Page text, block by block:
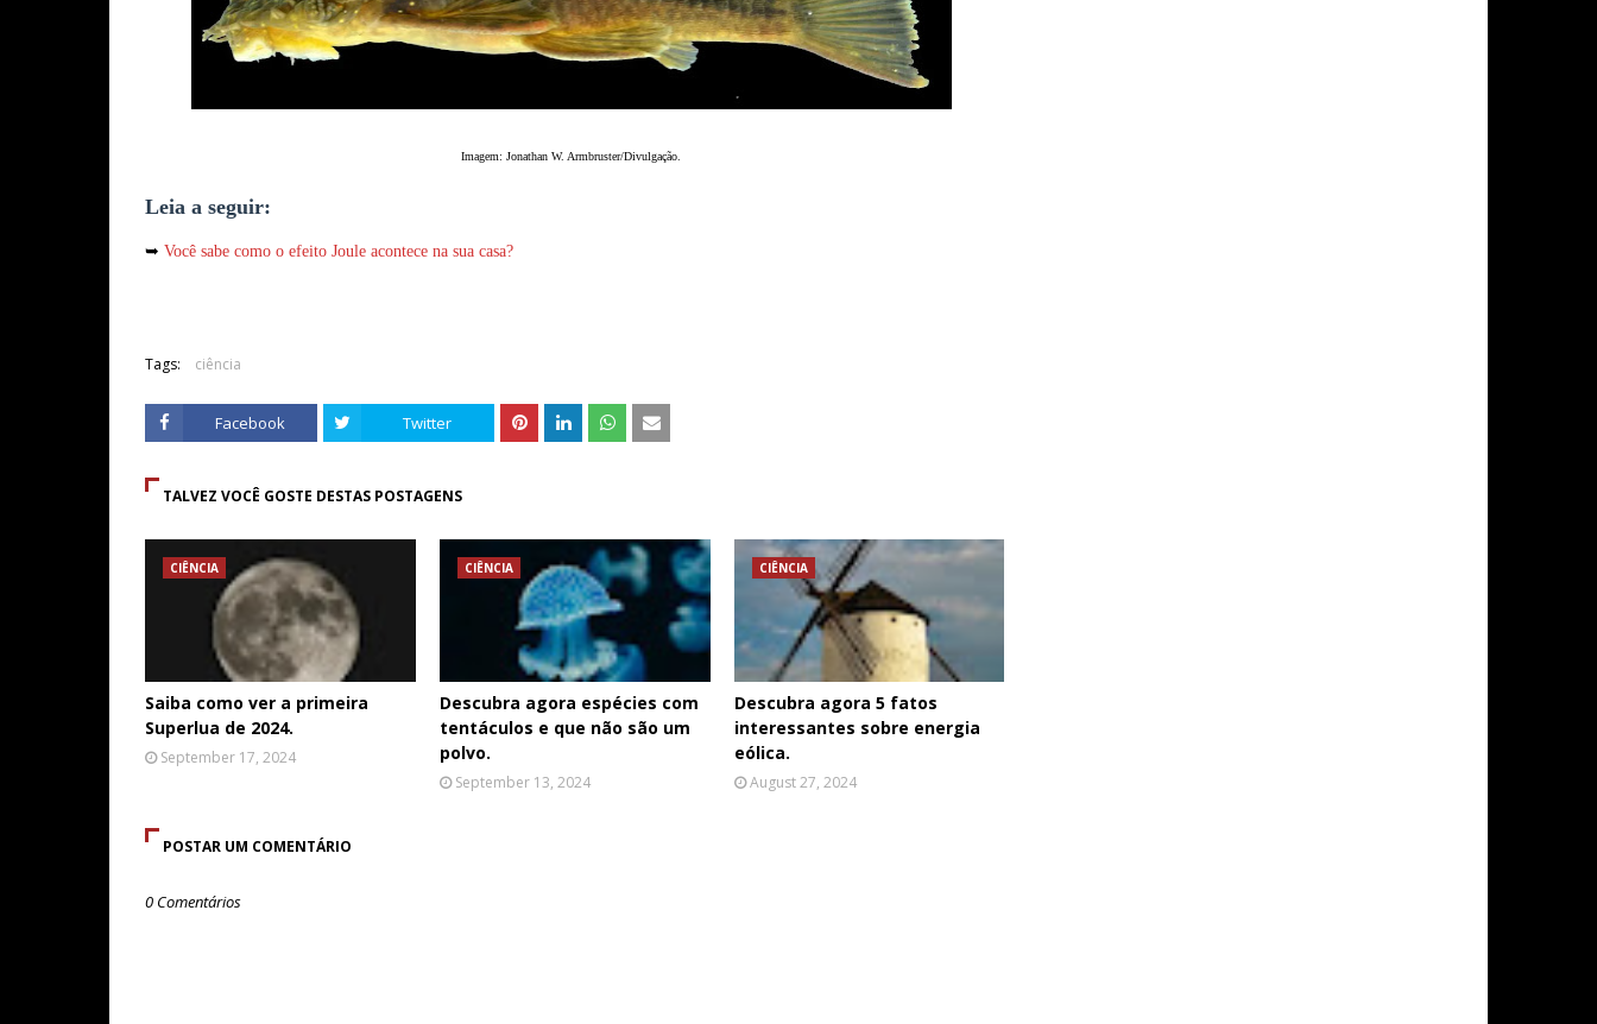
Imagem: Jonathan W. Armbruster/Divulgação.
Leia a seguir:
➥ Você sabe como o efeito Joule acontece na sua casa?
Tags: ciência
Facebook Twitter
TALVEZ VOCÊ GOSTE DESTAS POSTAGENS
CIÊNCIA
Saiba como ver a primeira
Superlua de 2024.
September 17, 2024
CIÊNCIA
Descubra agora espécies com
tentáculos e que não são um
polvo.
September 13, 2024
CIÊNCIA
Descubra agora 5 fatos
interessantes sobre energia
eólica.
August 27, 2024
POSTAR UM COMENTÁRIO
0 Comentários